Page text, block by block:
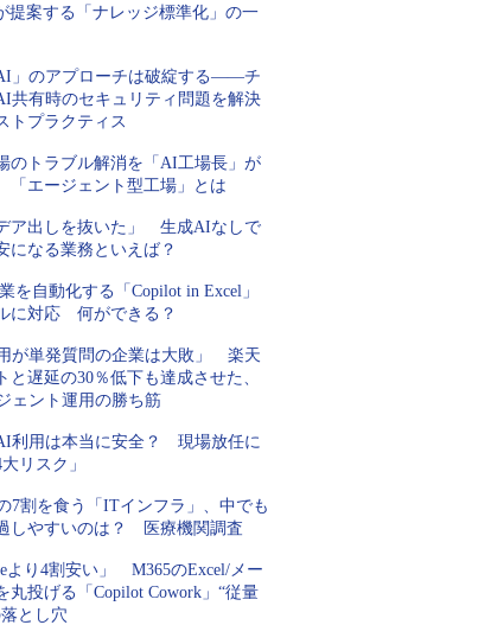
提案する「ナレッジ標準化」の一
」のアプローチは破綻する――チ
共有時のセキュリティ問題を解決
トプラクティス
のトラブル解消を「AI工場長」が
エージェント型工場」とは
デア出しを抜いた」 生成AIなしで
になる業務といえば？
を自動化する「Copilot in Excel」
に対応 何ができる？
が単発質問の企業は大敗」 楽天
と遅延の30％低下も達成させた、
ェント運用の勝ち筋
利用は本当に安全？ 現場放任に
リスク」
7割を食う「ITインフラ」、中でも
しやすいのは？ 医療機関調査
より4割安い」 M365のExcel/メー
丸投げる「Copilot Cowork」“従量
とし穴